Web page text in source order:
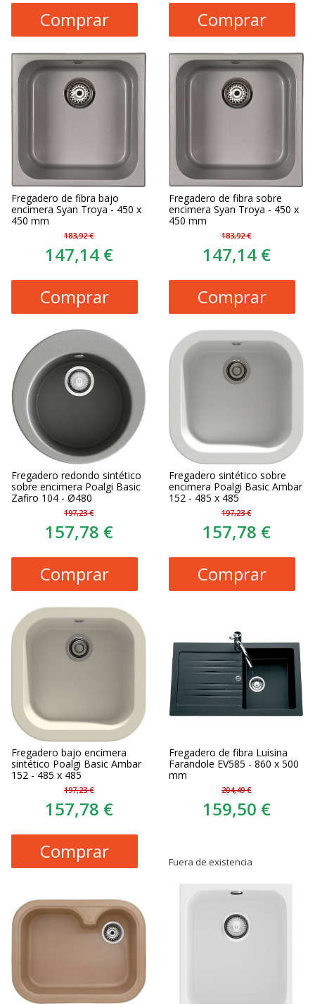
Comprar
Comprar
Fregadero de fibra bajo
encimera Syan Troya - 450 x
450 mm
183,92 €
147,14 €
Comprar
Fregadero de fibra sobre
encimera Syan Troya - 450 x
450 mm
183,92 €
147,14 €
Comprar
Fregadero redondo sintético
sobre encimera Poalgi Basic
Zafiro 104 - Ø480
197,23 €
157,78 €
Comprar
Fregadero sintético sobre
encimera Poalgi Basic Ambar
152 - 485 x 485
197,23 €
157,78 €
Comprar
Fregadero bajo encimera
sintético Poalgi Basic Ambar
152 - 485 x 485
197,23 €
157,78 €
Comprar
Fregadero de fibra Luisina
Farandole EV585 - 860 x 500
mm
204,49 €
159,50 €
Fuera de existencia